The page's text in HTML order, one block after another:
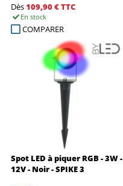
Dès109,90 €TTC
En stock
COMPARER
Spot LED à piquer RGB - 3W -
12V - Noir - SPIKE 3